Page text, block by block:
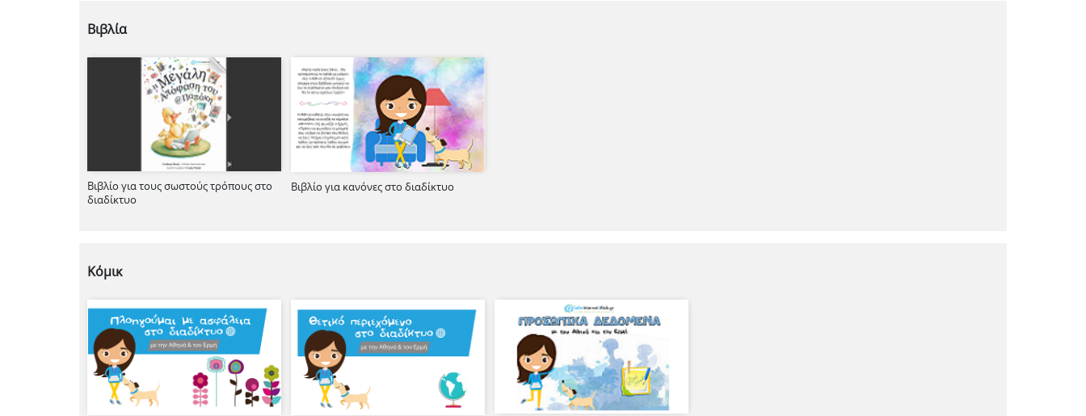
Βιβλία
Βιβλίο για τους σωστούς τρόπους στο
διαδίκτυο
Βιβλίο για κανόνες στο διαδίκτυο
Κόμικ